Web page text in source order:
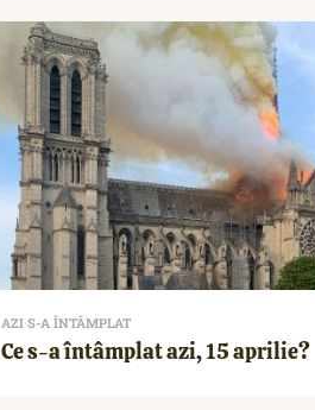
AZI S-A ÎNTÂMPLAT
Ce s-a întâmplat azi, 15 aprilie?